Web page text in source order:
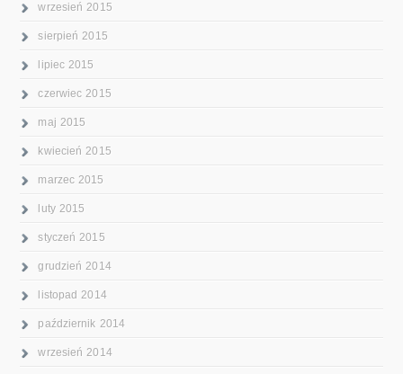
wrzesień 2015
sierpień 2015
lipiec 2015
czerwiec 2015
maj 2015
kwiecień 2015
marzec 2015
luty 2015
styczeń 2015
grudzień 2014
listopad 2014
październik 2014
wrzesień 2014